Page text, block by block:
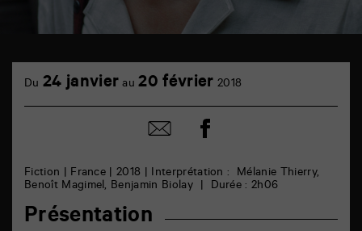
cinéma
PoitiersFiction | France | 2018 | Interprétation : Mélanie Thierry,
Benoît Magimel, Benjamin Biolay | Durée : 2h06
Présentation
Du 24 janvier au20 février 2018
Partager
par
Partager
sur